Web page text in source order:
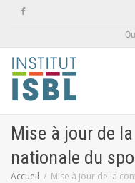
Mise à jour de
nationale du
Accueil Mise à jour de la